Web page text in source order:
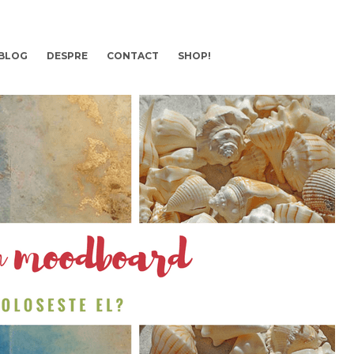
DESPRE CONTACT SHOP!